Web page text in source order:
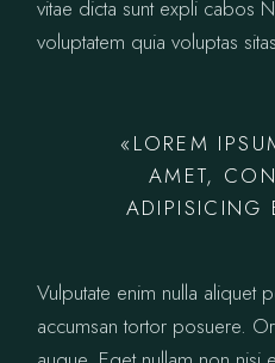
vitae dicta sunt expli cabos
voluptatem quia voluptas
«LOREM
AMET,
ADIPISICING
Vulputate enim nulla aliquet
accumsan tortor posuere.